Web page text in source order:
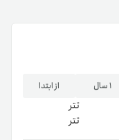
۱ سال از ابتدا
تتر
تتر